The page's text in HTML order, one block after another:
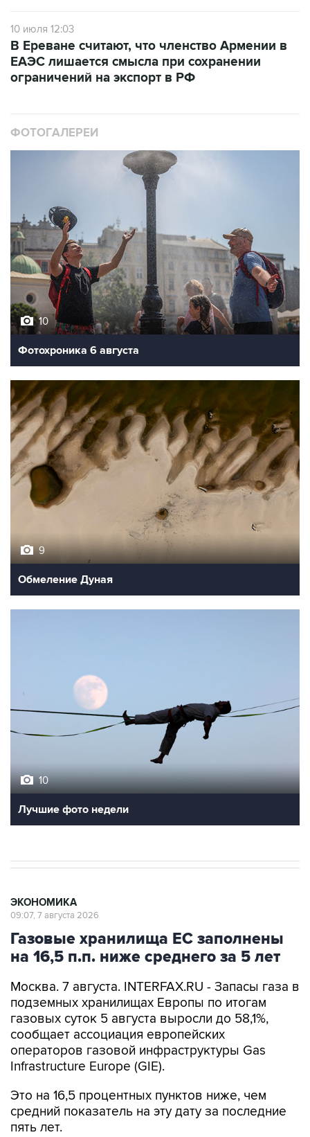
10 июля 12:03
В Ереване считают, что членство Армении в
ЕАЭС лишается смысла при сохранении
ограничений на экспорт в РФ
ФОТОГАЛЕРЕИ
10
Фотохроника 6 августа
9
Обмеление Дуная
10
Лучшие фото недели
ЭКОНОМИКА
09:07, 7 августа 2026
Газовые хранилища ЕС заполнены
на 16,5 п.п. ниже среднего за 5 лет
Москва. 7 августа. INTERFAX.RU - Запасы газа в
подземных хранилищах Европы по итогам
газовых суток 5 августа выросли до 58,1%,
сообщает ассоциация европейских
операторов газовой инфраструктуры Gas
Infrastructure Europe (GIE).
Это на 16,5 процентных пунктов ниже, чем
средний показатель на эту дату за последние
пять лет.